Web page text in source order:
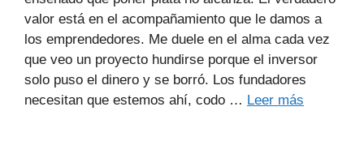
valor está en el acompañamiento que le damos a
los emprendedores. Me duele en el alma cada vez
que veo un proyecto hundirse porque el inversor
solo puso el dinero y se borró. Los fundadores
necesitan que estemos ahí, codo … Leer más